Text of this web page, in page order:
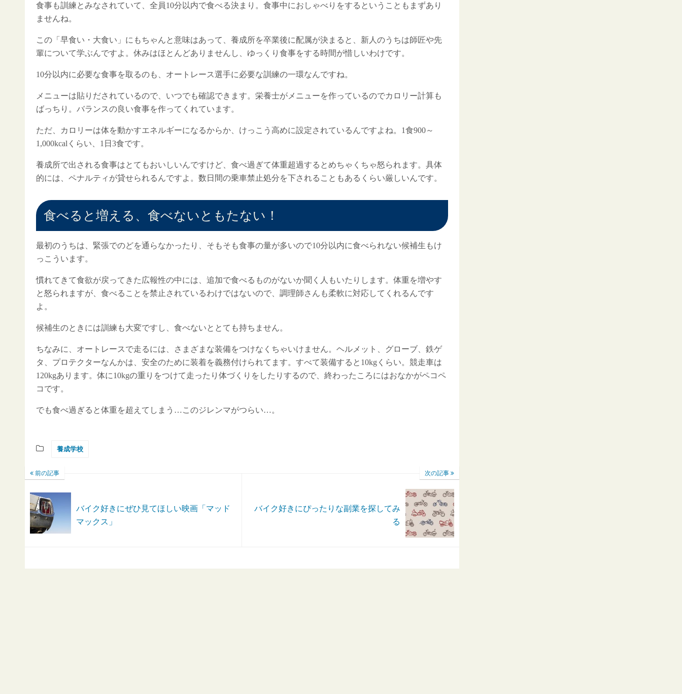
食事も訓練とみなされていて、全員10分以内で食べる決まり。食事中におしゃべりをするということもまずあり
ませんね。
この「早食い・大食い」にもちゃんと意味はあって、養成所を卒業後に配属が決まると、新人のうちは師匠や先
輩について学ぶんですよ。休みはほとんどありませんし、ゆっくり食事をする時間が惜しいわけです。
10分以内に必要な食事を取るのも、オートレース選手に必要な訓練の一環なんですね。
メニューは貼りだされているので、いつでも確認できます。栄養士がメニューを作っているのでカロリー計算も
ばっちり。バランスの良い食事を作ってくれています。
ただ、カロリーは体を動かすエネルギーになるからか、けっこう高めに設定されているんですよね。1食900～
1,000kcalくらい、1日3食です。
養成所で出される食事はとてもおいしいんですけど、食べ過ぎて体重超過するとめちゃくちゃ怒られます。具体
的には、ペナルティが貸せられるんですよ。数日間の乗車禁止処分を下されることもあるくらい厳しいんです。
食べると増える、食べないともたない！
最初のうちは、緊張でのどを通らなかったり、そもそも食事の量が多いので10分以内に食べられない候補生もけ
っこういます。
慣れてきて食欲が戻ってきた広報性の中には、追加で食べるものがないか聞く人もいたりします。体重を増やす
と怒られますが、食べることを禁止されているわけではないので、調理師さんも柔軟に対応してくれるんです
よ。
候補生のときには訓練も大変ですし、食べないととても持ちません。
ちなみに、オートレースで走るには、さまざまな装備をつけなくちゃいけません。ヘルメット、グローブ、鉄ゲ
タ、プロテクターなんかは、安全のために装着を義務付けられてます。すべて装備すると10kgくらい。競走車は
120kgあります。体に10kgの重りをつけて走ったり体づくりをしたりするので、終わったころにはおなかがペコペ
コです。
でも食べ過ぎると体重を超えてしまう…このジレンマがつらい…。
養成学校
前の記事
バイク好きにぜひ見てほしい映画「マッド
マックス」
次の記事
バイク好きにぴったりな副業を探してみ
る